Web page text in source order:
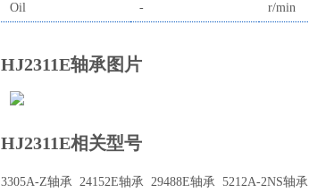
Oil - r/min
HJ2311E轴承图片
HJ2311E相关型号
3305A-Z轴承 24152E轴承 29488E轴承 5212A-2NS轴承